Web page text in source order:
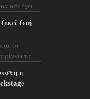
σάς έχει
ζωή
το
ρίχνει τα
η